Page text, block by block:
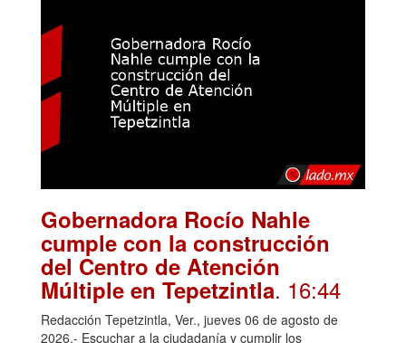
Gobernadora Rocío Nahle
cumple con la construcción
del Centro de Atención
Múltiple en Tepetzintla. 16:44
Redacción Tepetzintla, Ver., jueves 06 de agosto de
2026.- Escuchar a la ciudadanía y cumplir los